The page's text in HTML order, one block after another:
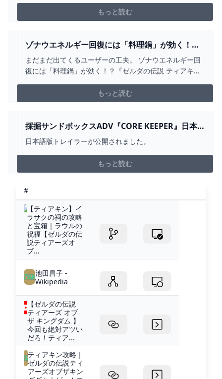
もっと読む
ゾナウエネルギー回復には「料理鍋」が効く！？
『ゼルダの伝説 ティアキン』海外で話題の珍回復
法 1枚目の写真・画像 GAME*SPARK - 国内・海外
まだまだ出てくるユーザーの工夫。 ゾナウエネルギー回
復には「料理鍋」が効く！？『ゼルダの伝説 ティアキ
もっと読む
採掘サンドボックスADV『CORE KEEPER』日本語
パッケージ版2024年夏発売―PS4/PS5/スイッチ向
日本語版トレイラーが公開されました。
もっと読む
#
【ティアキン】イ
ラサクの祠の攻略
と宝箱｜ラウルの
祝福【ゼルダの伝
説ティアーズオ
ブ...
池田昌子 -
Wikipedia
【ゼルダの伝説
ティアーズ オブ
ザ キングダム 】
今回も絶対アツい
だろ！ティア...
ティアキン攻略｜
ゼルダの伝説ティ
アーズオブザキン